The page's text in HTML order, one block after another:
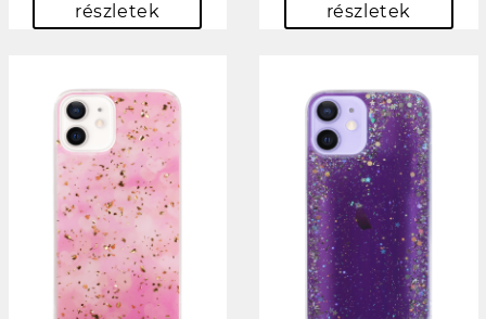
részletek részletek